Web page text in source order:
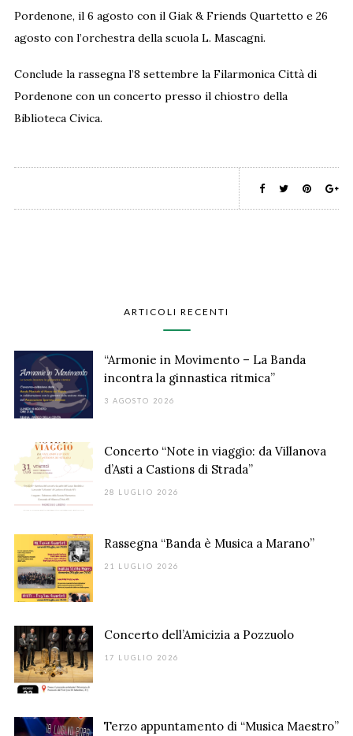
Pordenone, il 6 agosto con il Giak & Friends Quartetto e 26
agosto con l’orchestra della scuola L. Mascagni.
Conclude la rassegna l’8 settembre la Filarmonica Città di
Pordenone con un concerto presso il chiostro della
Biblioteca Civica.
ARTICOLI RECENTI
“Armonie in Movimento – La Banda
incontra la ginnastica ritmica”
3 AGOSTO 2026
Concerto “Note in viaggio: da Villanova
d’Asti a Castions di Strada”
28 LUGLIO 2026
Rassegna “Banda è Musica a Marano”
21 LUGLIO 2026
Concerto dell’Amicizia a Pozzuolo
17 LUGLIO 2026
Terzo appuntamento di “Musica Maestro”